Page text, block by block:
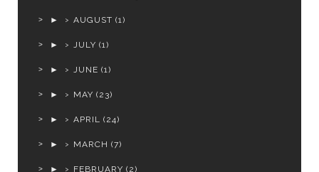
► AUGUST (1)
► JULY (1)
► JUNE (1)
► MAY (23)
► APRIL (24)
► MARCH (7)
► FEBRUARY (2)